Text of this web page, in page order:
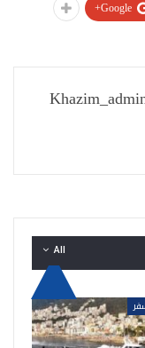
Google+
All